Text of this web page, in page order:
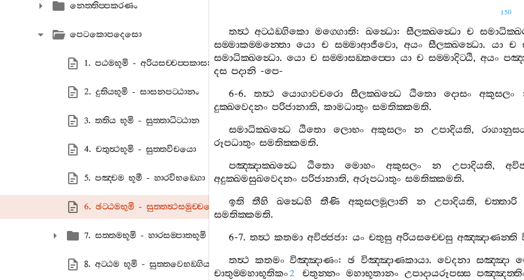
නෙත‍්තිප‍්පකරණං
පෙටකොපදෙසො
1. පඨමභූමි - අරියසච‍්චප‍්පකාසනා
2. දුතියභූමි - සාසනපට‍්ඨානං
3. තතිය භූමි - සුත‍්තාධිට‍්ඨාන
4. චතුත්‍ථභූමි - සුත‍්තවිචයො
5. පඤ‍්චම භූමී - හාරවිභඞ‍්ගො
6. ඡට‍්ඨමභුමි - සුත‍්තත්‍ථසමුච‍්චයො
7. සත‍්තමභූමි - හාරසම‍්පාතභූමි
8. අට‍්ඨම භූමි - සුත‍්තවෙභඞ‍්ගියං
150
තත්‍ථ අට‍්ඨඞ‍්ගිකො මග‍්ගොති:ඛන්‍ධො: සීලක‍්ඛන්‍ධො ච
සම‍්මාකම‍්මන‍්තො යො ච සම‍්මාආජීවො,අයං සීලක‍්ඛන්‍ධො. යා ච
සමාධික‍්ඛන්‍ධො.යො ච සම‍්මාසඞ‍්කප‍්පො යා ච සම‍්මාදිට‍්ඨි,අයං
දස පදානි -පෙ-
6-6. තත්‍ථ යොගාවචරො සීලක‍්ඛන්‍ධෙ ඨිතො දොසං අකුසලං
දුක‍්ඛවෙදනං පරිජානාති, කාමධාතුං සමතික‍්කමති.
සමාධික‍්ඛන්‍ධෙ
ඨිතො ලොභං අකුසලං න උපාදියති,
රූපධාතුං සමතික‍්කමති.
පඤ‍්ඤාක‍්ඛන්‍ධෙ
ඨිතො මොහං අකුසලං න උපාදියති,
අදුක‍්ඛමසුඛවෙදනං පරිජානාති, අරූපධාතුං සමතික‍්කමති.
ඉති
තීහි ඛන්‍ධෙහි තීණි අකුසලමූලානි න උපාදියති,චත‍්තාරි
සමතික‍්කමති.
6-7. තත්‍ථ කතමා අවිජ‍්ජජා: යං චතුසු අරියසච‍්චෙසු අඤ‍්ඤාණන‍්ති
තත්‍ථ කතමං විඤ‍්ඤාණං:ඡ විඤ‍්ඤාණකායා.වෙදනා සඤ‍්ඤා
චාතුම‍්මහාභූතිකං2 චතුන‍්නං මහාභූතානං උපාදායරූපස‍්ස